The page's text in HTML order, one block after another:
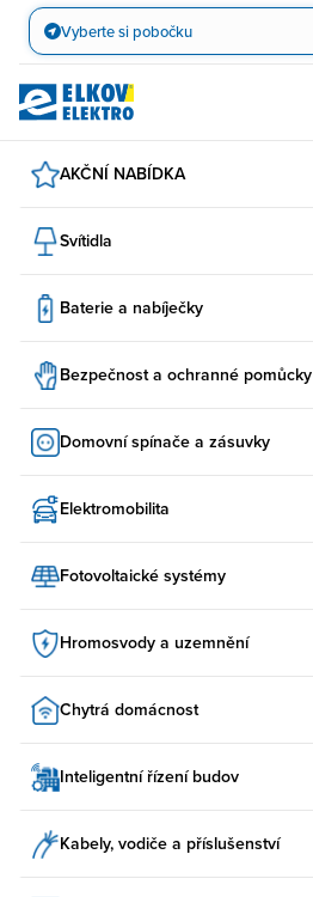
Přejít
obsah
Vyberte si pobočku
AKČNÍ NABÍDKA
Svítidla
Baterie a nabíječky
Bezpečnost a ochranné pomůcky
Domovní spínače a zásuvky
Elektromobilita
Fotovoltaické systémy
Hromosvody a uzemnění
Chytrá domácnost
Inteligentní řízení budov
Kabely, vodiče a příslušenství